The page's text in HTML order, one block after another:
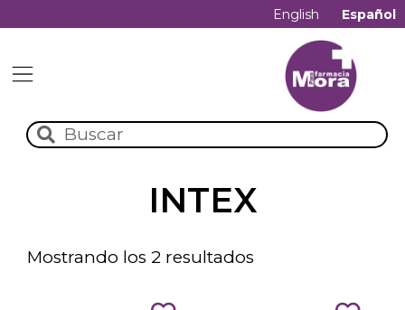
English Español
INTEX
Mostrando los 2 resultados